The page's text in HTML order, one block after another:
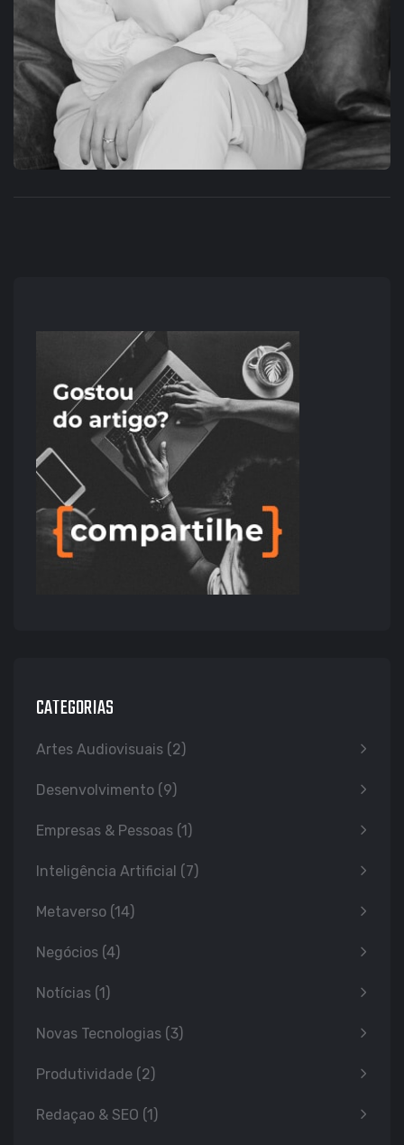
CATEGORIAS
Artes Audiovisuais (2)
Desenvolvimento (9)
Empresas & Pessoas (1)
Inteligência Artificial (7)
Metaverso (14)
Negócios (4)
Notícias (1)
Novas Tecnologias (3)
Produtividade (2)
Redaçao & SEO (1)